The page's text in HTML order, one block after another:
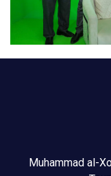
Muhammad al-